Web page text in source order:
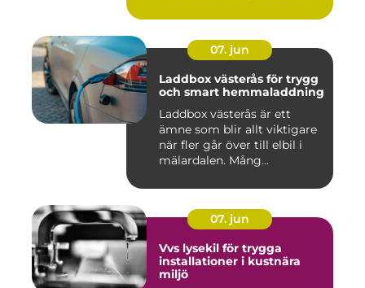
07. jun
Laddbox västerås för trygg
och smart hemmaladdning
Laddbox västerås är ett
ämne som blir allt viktigare
när fler går över till elbil i
mälardalen. Mång...
07. jun
Vvs lysekil för trygga
installationer i kustnära
miljö